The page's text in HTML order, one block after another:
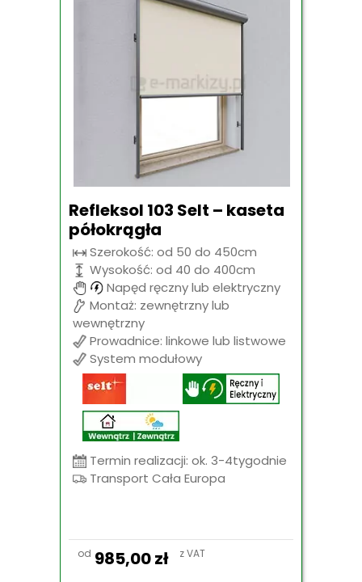
Refleksol 103 Selt – kaseta
półokrągła
Szerokość: od 50 do 450cm
Wysokość: od 40 do 400cm
Napęd ręczny lub elektryczny
Montaż: zewnętrzny lub
wewnętrzny
Prowadnice: linkowe lub listwowe
System modułowy
Termin realizacji: ok. 3-4tygodnie
Transport Cała Europa
od 985,00zł z VAT